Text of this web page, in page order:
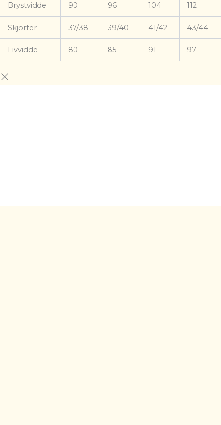
Brystvidde 90 96 104 112
Skjorter 37/38 39/40 41/42 43/44
Livvidde 80 85 91 97